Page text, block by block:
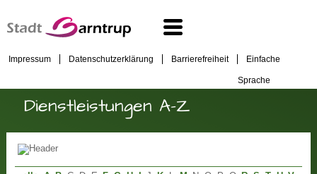
Impressum Datenschutzerklärung Barrierefreiheit Einfache
Sprache
Dienstleistungen A-Z